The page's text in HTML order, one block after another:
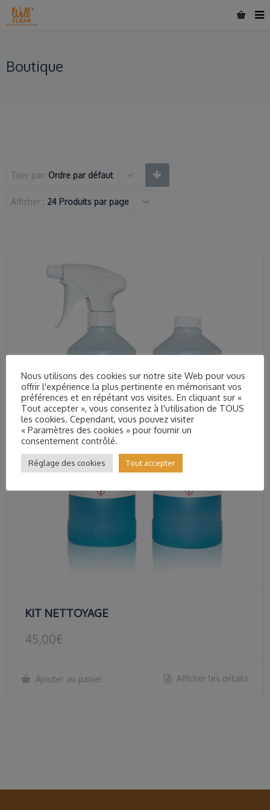
Boutique
Trier par: Ordre par défaut
Afficher : 24 Produits par page
KIT NETTOYAGE
45,00€
Ajouter au panier Afficher les détails
Nous utilisons des cookies sur notre site Web pour vous
offrir l'expérience la plus pertinente en mémorisant vos
préférences et en répétant vos visites. En cliquant sur «
Tout accepter », vous consentez à l'utilisation de TOUS
les cookies. Cependant, vous pouvez visiter
« Paramètres des cookies » pour fournir un
consentement contrôlé.
Réglage des cookies Tout accepter